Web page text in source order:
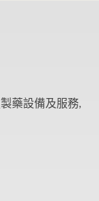
藥設備及服務,